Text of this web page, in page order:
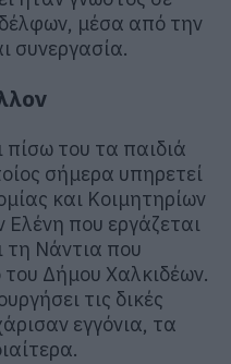
μέσα από την
συνεργασία.
του τα παιδιά
σήμερα υπηρετεί
και Κοιμητηρίων
που εργάζεται
τη Νάντια που
του Δήμου Χαλκιδέων.
τις δικές
εγγόνια, τα